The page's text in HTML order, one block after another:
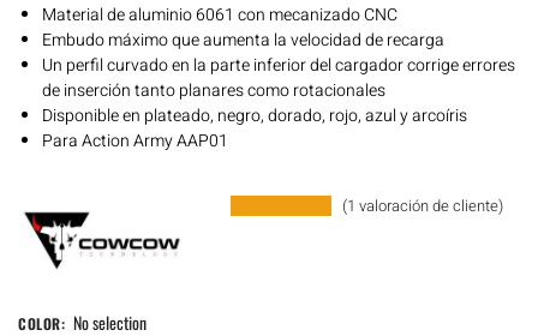
Material de aluminio 6061 con mecanizado CNC
Embudo máximo que aumenta la velocidad de recarga
Un perfil curvado en la parte inferior del cargador corrige errores
de inserción tanto planares como rotacionales
Disponible en plateado, negro, dorado, rojo, azul y arcoíris
Para Action Army AAP01
(1 valoración de cliente)
COLOR: No selection